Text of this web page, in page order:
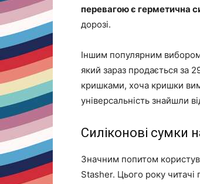
перевагою є герметична
дорозі.
Іншим популярним вибором
який зараз продається за
кришками, хоча кришки
універсальність знайшли
Силіконові сумки
Значним попитом
Stasher. Цього року читачі